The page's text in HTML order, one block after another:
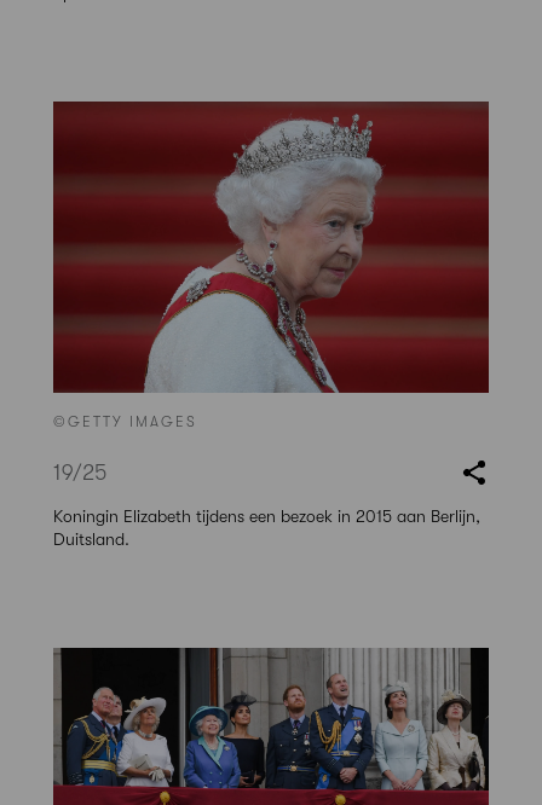
©GETTY IMAGES
19/25
Koningin Elizabeth tijdens een bezoek in 2015 aan Berlijn,
Duitsland.